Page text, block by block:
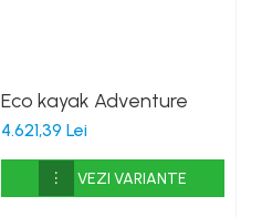
Eco kayak Adventure
4.621,39 Lei
VEZI VARIANTE